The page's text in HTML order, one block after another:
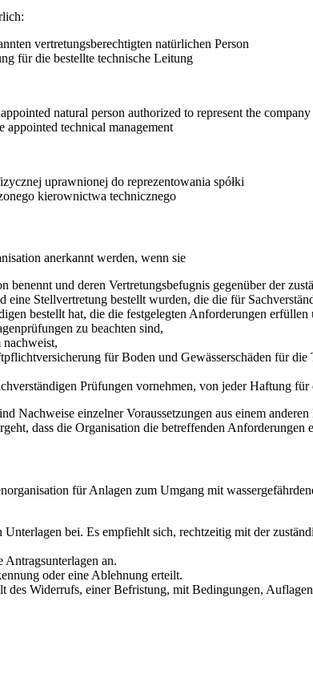
vertretungsberechtigten natürlichen Person
für die bestellte technische Leitung
natural person authorized to represent the company
technical management
uprawnionej do reprezentowania spółki
kierownictwa technicznego
anerkannt werden, wenn sie
benennt und deren Vertretungsbefugnis gegenüber der
eine Stellvertretung bestellt wurden, die die für
bestellt hat, die die festgelegten Anforderungen
zu beachten sind,
nachweist,
für Boden und Gewässerschäden für
Prüfungen vornehmen, von jeder Haftung
Nachweise einzelner Voraussetzungen aus einem
dass die Organisation die betreffenden Anforderungen
für Anlagen zum Umgang mit
bei. Es empfiehlt sich, rechtzeitig mit der
Antragsunterlagen an.
oder eine Ablehnung erteilt.
des Widerrufs, einer Befristung, mit Bedingungen,